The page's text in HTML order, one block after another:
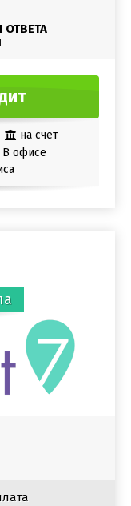
ОТВЕТА
на счет
В офисе